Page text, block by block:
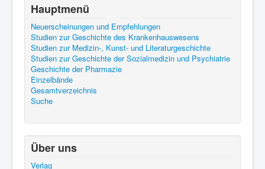
Hauptmenü
Neuerscheinungen und Empfehlungen
Studien zur Geschichte des Krankenhauswesens
Studien zur Medizin-, Kunst- und Literaturgeschichte
Studien zur Geschichte der Sozialmedizin und Psychiatrie
Geschichte der Pharmazie
Einzelbände
Gesamtverzeichnis
Suche
Über uns
Verlag